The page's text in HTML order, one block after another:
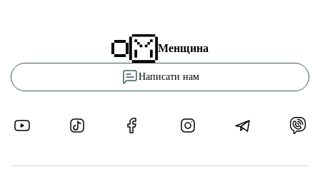
Менщина
Написати нам